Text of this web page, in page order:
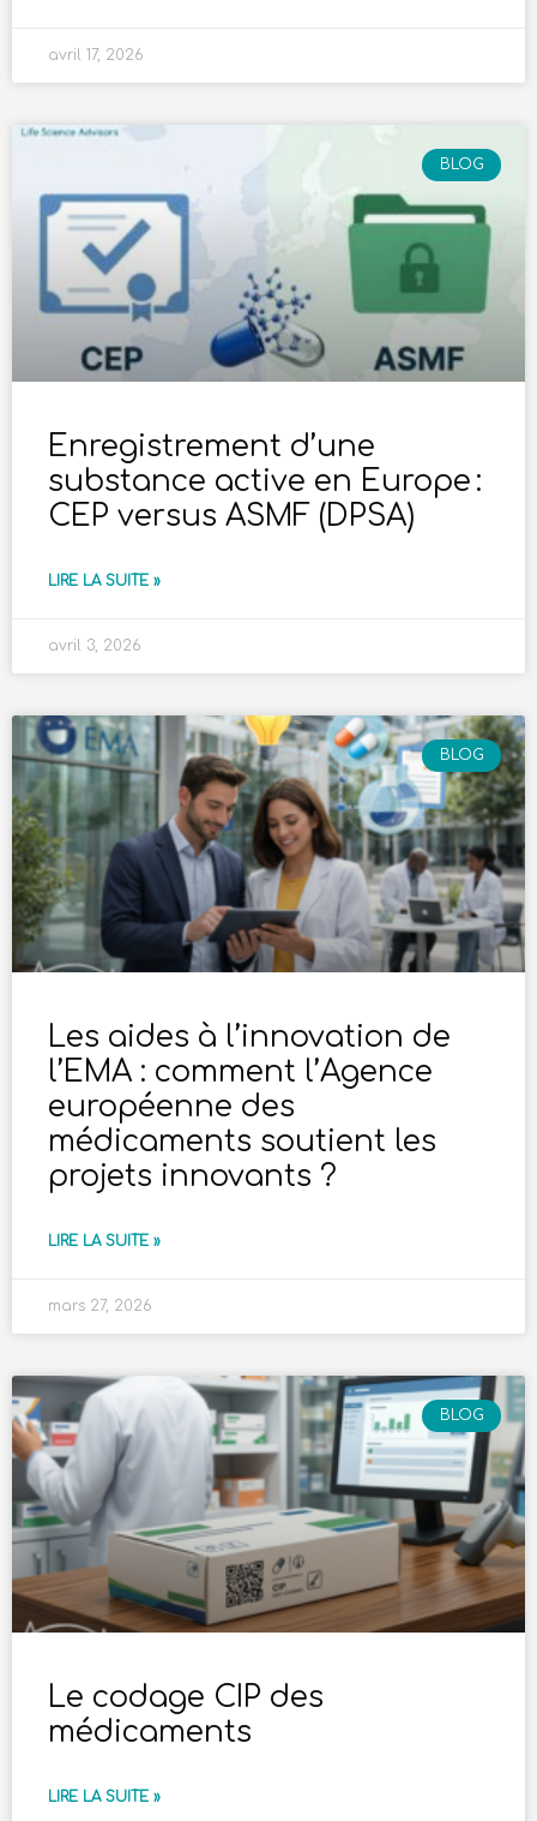
avril 17, 2026
BLOG
Enregistrement d’une
substance active en Europe :
CEP versus ASMF (DPSA)
LIRE LA SUITE »
avril 3, 2026
BLOG
Les aides à l’innovation de
l’EMA : comment l’Agence
européenne des
médicaments soutient les
projets innovants ?
LIRE LA SUITE »
mars 27, 2026
BLOG
Le codage CIP des
médicaments
LIRE LA SUITE »